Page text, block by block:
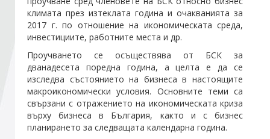
Членове
Стани член
Абонирайте се!
климата през изтеклата година и очакванията за
2017 г. по отношение на икономическата среда,
инвестициите, работните места и др.
Проучването се осъществява от БСК за
дванадесета поредна година, а целта е да се
изследва състоянието на бизнеса в настоящите
макроикономически условия. Основните теми са
свързани с отражението на икономическата криза
върху бизнеса в България, както и с бизнес
планирането за следващата календарна година.